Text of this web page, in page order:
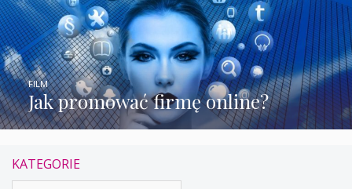
Jak promować firmę online?
FILM
KATEGORIE